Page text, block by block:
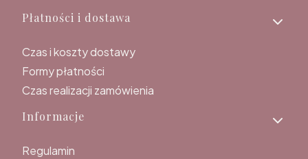
Płatności i dostawa
Czas i koszty dostawy
Formy płatności
Czas realizacji zamówienia
Informacje
Regulamin